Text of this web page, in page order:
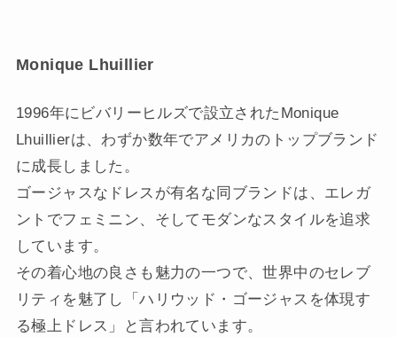
Monique Lhuillier
1996年にビバリーヒルズで設立されたMonique
Lhuillierは、わずか数年でアメリカのトップブランド
に成長しました。
ゴージャスなドレスが有名な同ブランドは、エレガ
ントでフェミニン、そしてモダンなスタイルを追求
しています。
その着心地の良さも魅力の一つで、世界中のセレブ
リティを魅了し「ハリウッド・ゴージャスを体現す
る極上ドレス」と言われています。